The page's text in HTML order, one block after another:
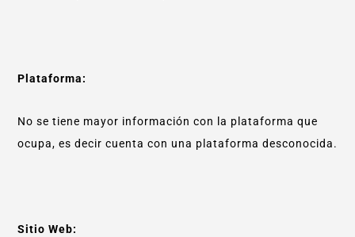
Plataforma:
No se tiene mayor información con la plataforma que
ocupa, es decir cuenta con una plataforma desconocida.
Sitio Web: